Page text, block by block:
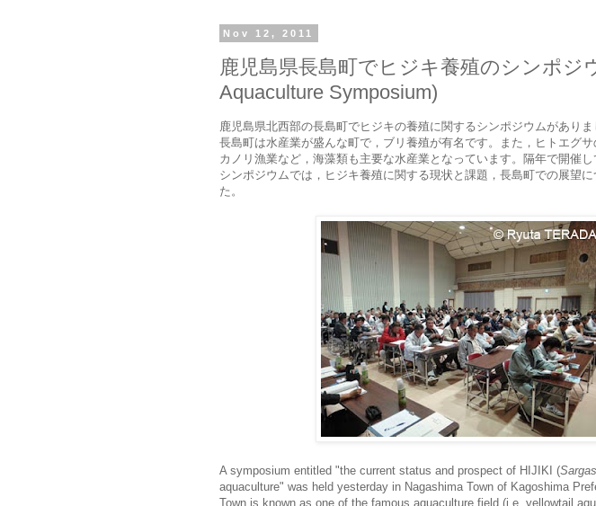
Nov 12, 2011
鹿児島県長島町でヒジキ養殖のシンポジ
Aquaculture Symposium)
鹿児島県北西部の長島町でヒジキの養殖に関するシンポジウムがありま
長島町は水産業が盛んな町で，ブリ養殖が有名です。また，ヒトエグ
カノリ漁業など，海藻類も主要な水産業となっています。隔年で開催
シンポジウムでは，ヒジキ養殖に関する現状と課題，長島町での展望
た。
A symposium entitled "the current status and prospect of HIJIKI (
aquaculture" was held yesterday in Nagashima Town of Kagoshima
Town is known as one of the famous aquaculture field (i.e. yellowtail